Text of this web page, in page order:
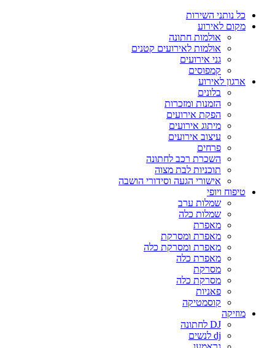
כל נותני השירות
מקום לאירוע
אולמות חתונה
אולמות לאירועים קטנים
גני אירועים
קמפוסים
ארגון לאירוע
בלונים
הזמנות ומזכרות
הפקת אירועים
מיתוג אירועים
עיצוב אירועים
פרחים
השכרת רכב לחתונה
תוכניות לבת מצוה
אישורי הגעה וסידורי הושבה
טיפוח ויופי
שמלות ערב
שמלות כלה
מאפרת
מאפרת ומסרקת
מאפרת ומסרקת כלה
מאפרת כלה
מסרקת
מסרקת כלה
פאניות
קוסמטיקה
מוזיקה
DJ לחתונה
dj לנשים